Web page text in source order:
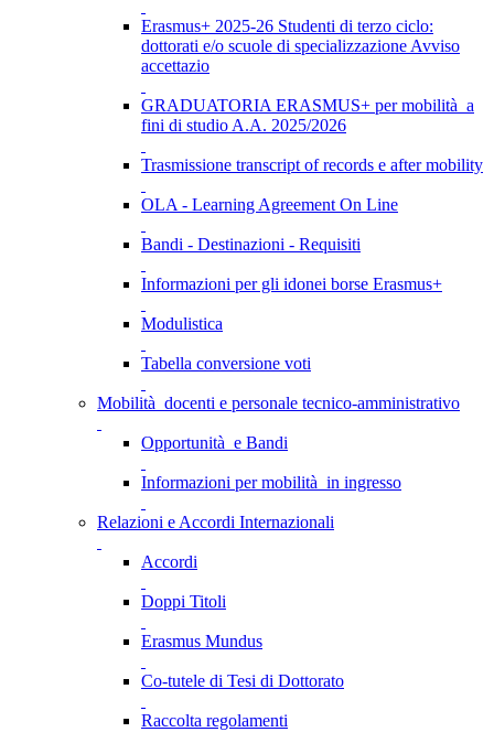
Erasmus+ 2025-26 Studenti di terzo ciclo:
dottorati e/o scuole di specializzazione Avviso
accettazio
GRADUATORIA ERASMUS+ per mobilità a
fini di studio A.A. 2025/2026
Trasmissione transcript of records e after mobility
OLA - Learning Agreement On Line
Bandi - Destinazioni - Requisiti
Informazioni per gli idonei borse Erasmus+
Modulistica
Tabella conversione voti
Mobilità docenti e personale tecnico-amministrativo
Opportunità e Bandi
Informazioni per mobilità in ingresso
Relazioni e Accordi Internazionali
Accordi
Doppi Titoli
Erasmus Mundus
Co-tutele di Tesi di Dottorato
Raccolta regolamenti